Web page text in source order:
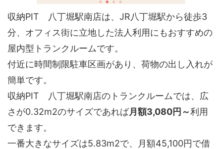
収納PIT 八丁堀駅南店は、JR八丁堀駅から徒歩3
分、オフィス街に立地した法人利用にもおすすめの
屋内型トランクルームです。
付近に時間制限駐車区画があり、荷物の出し入れが
簡単です。
収納PIT 八丁堀駅南店のトランクルームでは、広
さが0.32m2のサイズであれば月額3,080円～利用
できます。
一番大きなサイズは5.83m2で、月額45,100円で借